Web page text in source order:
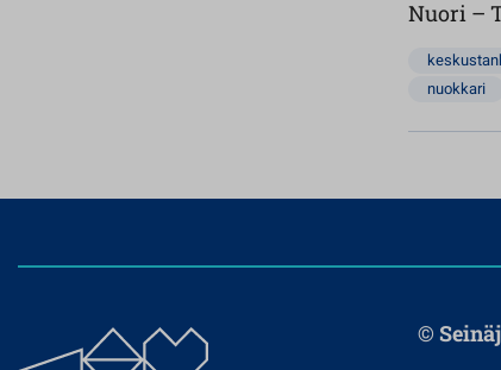
Nuori –
nuokkari
©